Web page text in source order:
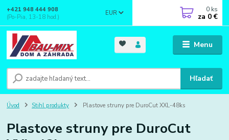
Menu
EUR
Hľadať
+421 948 444 908
(Po-Pia, 13-18 hod.)
0 ks
za 0 €
Úvod Stihl produkty Plastove struny pre DuroCut XXL-48ks
Plastove struny pre DuroCut